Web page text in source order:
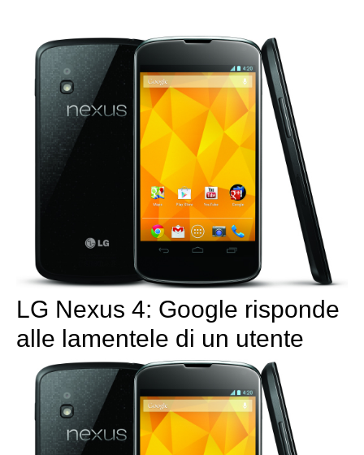
LG Nexus 4: Google risponde
alle lamentele di un utente